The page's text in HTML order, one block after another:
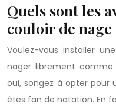
Quels sont les
couloir de nage
Voulez-vous installer
nager librement comme
oui, songez à opter pour
êtes fan de natation. En